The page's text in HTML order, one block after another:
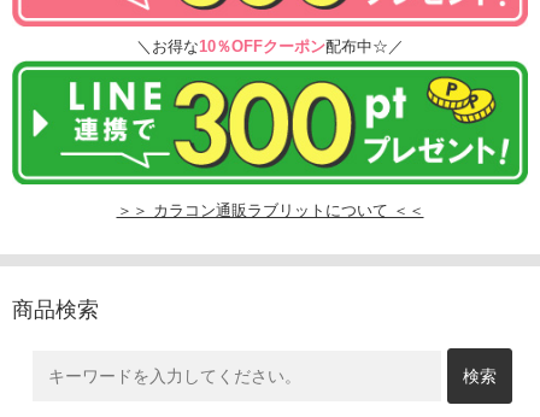
＼お得な10％OFFクーポン配布中☆／
＞＞ カラコン通販ラブリットについて ＜＜
商品検索